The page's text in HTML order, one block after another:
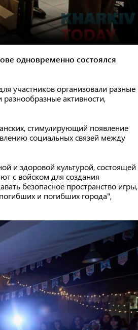
одновременно состоялся
участников организовали разные
активности,
стимулирующий появление
социальных связей между
и здоровой культурой, состоящей
с войском для создания
безопасное пространство игры,
и погибших города",